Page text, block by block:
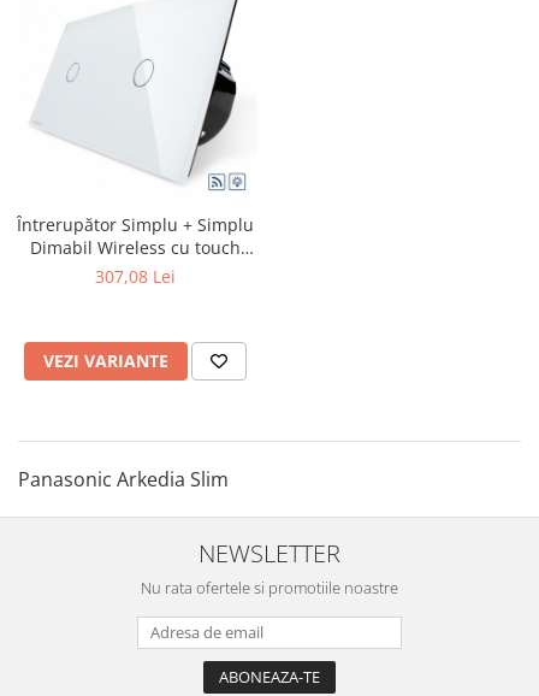
Întrerupător Simplu + Simplu
Dimabil Wireless cu touch
Livolo din sticla
307,08 Lei
VEZI VARIANTE
Panasonic Arkedia Slim
NEWSLETTER
Nu rata ofertele si promotiile noastre